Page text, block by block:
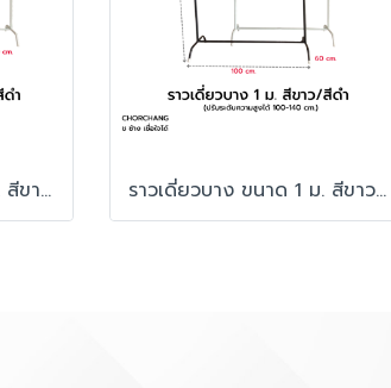
ราวเดี่ยวบาง ขนาด 1.5 ม. สีขาว/สีดำ ราวเดี่ยวบาง ขนาด 1 ม. สีขาว/สีดำ